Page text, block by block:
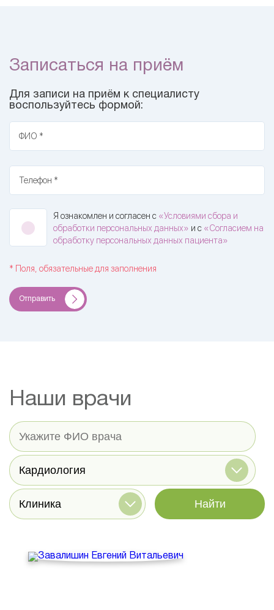
Записаться на приём
Для записи на приём к специалисту
воспользуйтесь формой:
ФИО *
Телефон *
Я ознакомлен и согласен с «Условиями сбора и
обработки персональных данных» и с «Согласием на
обработку персональных данных пациента»
* Поля, обязательные для заполнения
Отправить
Наши врачи